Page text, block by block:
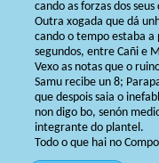
cando as forzas dos
Outra xogada que dá
cando o tempo estaba a
segundos, entre Cañi e
Vexo as notas que o
Samu recibe un 8;
que despois saia o
non digo bo, senón
integrante do plantel.
Todo o que hai no